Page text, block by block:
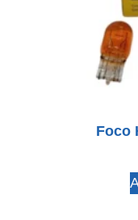
Foco